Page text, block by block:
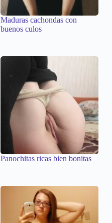
Maduras cachondas con
buenos culos
Panochitas ricas bien bonitas